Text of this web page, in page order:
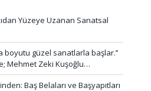
Yüzeye Uzanan Sanatsal
boyutu güzel sanatlarla başlar.’’
Mehmet Zeki Kuşoğlu…
Baş Belaları ve Başyapıtları